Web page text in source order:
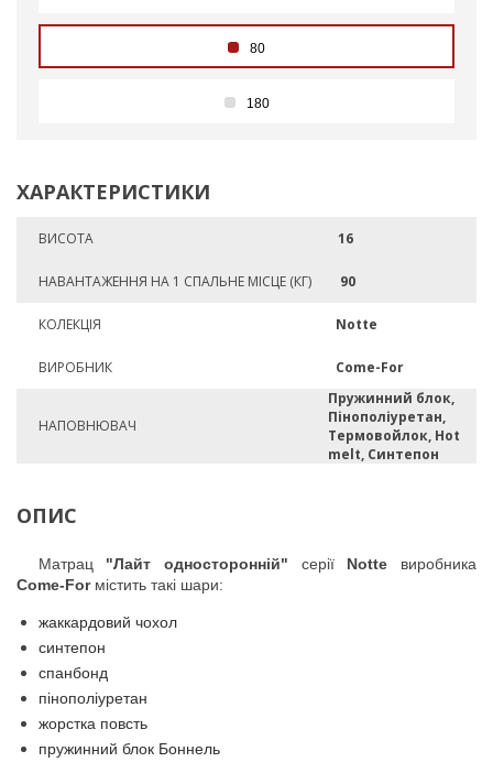
80
180
ХАРАКТЕРИСТИКИ
ВИСОТА 16
НАВАНТАЖЕННЯ НА 1 СПАЛЬНЕ МІСЦЕ (КГ) 90
КОЛЕКЦІЯ Notte
ВИРОБНИК Come-For
НАПОВНЮВАЧ
Пружинний блок,
Пінополіуретан,
Термовойлок, Hot
melt, Синтепон
ОПИС
Матрац "Лайт односторонній" серії Notte виробника
Come-Forмістить такі шари:
жаккардовий чохол
синтепон
спанбонд
пінополіуретан
жорстка повсть
пружинний блок Боннель